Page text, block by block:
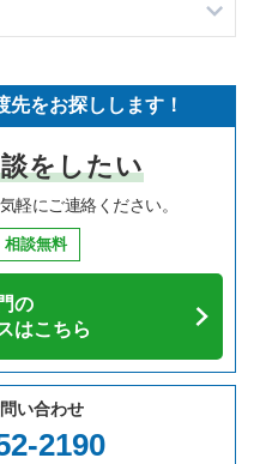
件の案件一覧
件一覧
件の案件一覧
案件一覧
の案件一覧
案件一覧
案件一覧
案件一覧
案件一覧
案件一覧
物件の案件一覧
の案件一覧
の案件一覧
件の案件一覧
物件の案件一覧
案件一覧
物件の案件一覧
の案件一覧
物件の案件一覧
件一覧
物件の案件一覧
件一覧
き売却物件の案件一覧
件の案件一覧
先をお探しします！
をしたい
軽にご連絡ください。
相談無料
の
はこちら
い合わせ
2190